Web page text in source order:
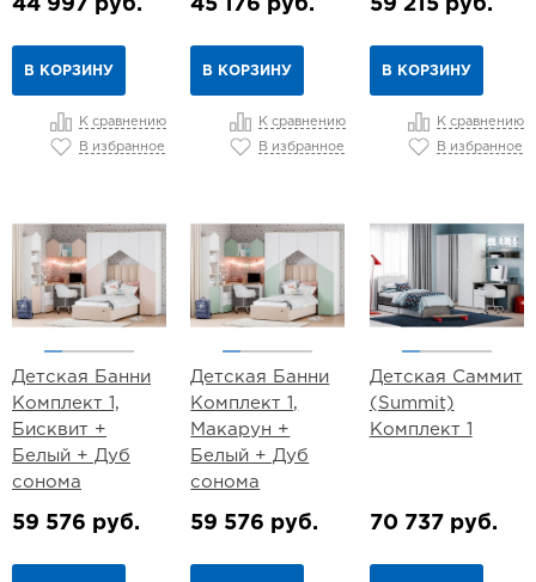
44 997 руб.
В КОРЗИНУ
К сравнению
В избранное
45 176 руб.
В КОРЗИНУ
К сравнению
В избранное
59 215 руб.
В КОРЗИНУ
К сравнению
В избранное
Детская Банни
Комплект 1,
Бисквит +
Белый + Дуб
сонома
59 576 руб.
Детская Банни
Комплект 1,
Макарун +
Белый + Дуб
сонома
59 576 руб.
Детская Саммит
(Summit)
Комплект 1
70 737 руб.